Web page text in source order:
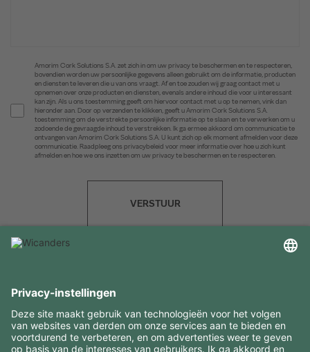
Amorim Cork Solutions S.A. zet zich in om uw privacy te beschermen en te respecteren,
bovendien worden uw persoonlijke gegevens alleen gebruikt om de informatie, producten
en diensten te leveren die u van ons vraagt. Af en toe zouden wij graag contact met u
opnemen over onze producten en diensten, evenals andere inhoud die voor u interessant
kan zijn. Als u ons toestemming geeft om hiervoor contact met u op te nemen, vink dan
hieronder aan. Door op verzenden te klikken, geeft u Amorim Cork Solutions S.A.
toestemming om de verstrekte persoonlijke informatie op te slaan en te verwerken om u
zodoende de gevraagde inhoud te verstrekken. Ik ga ermee akkoord om communicatie te
ontvangen van Amorim Cork Solutions S.A. U kunt zich op elk moment afmelden voor deze
communicatie. Raadpleeg ons privacybeleid voor meer informatie over hoe u zich kunt
afmelden en hoe we ons inzetten om uw privacy te beschermen en te respecteren.
VERSTUUR
INTERESSANTE INFORMATIE
MIDDELEN